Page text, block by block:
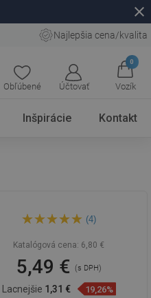
close
Najlepšia cena/kvalita
Obľúbené Účtovať
0
Vozík
Inšpirácie Kontakt
Mexen R-76 bidetová rukoväť,
biela - 79576-20
(4)
Katalógová cena: 6,80 €
5,49 € (s DPH)
Lacnejšie 1,31 € 19,26%